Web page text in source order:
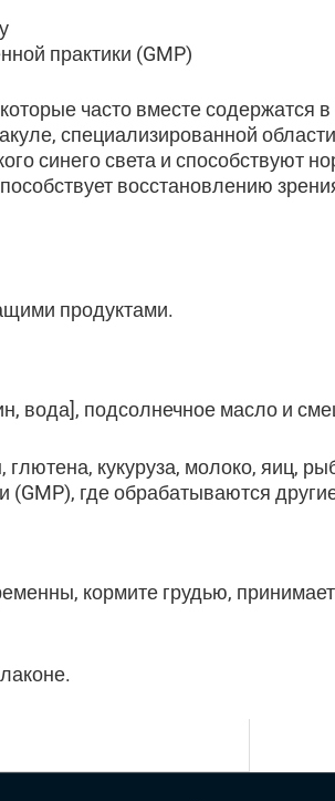
практики (GMP)
часто вместе содержатся
специализированной
синего света и
восстановлению
продуктами.
вода], подсолнечное масло и
кукуруза, молоко, яиц,
где обрабатываются
кормите грудью,